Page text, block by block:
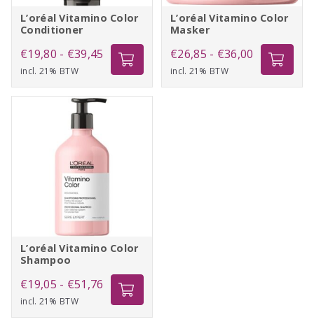
L’oréal Vitamino Color
Conditioner
€19,80 - €39,45 Prijsklasse:
€19,80
tot
incl. 21% BTW
L’oréal Vitamino Color
Masker
€26,85 - €36,00 Prijsklasse:
€26,85
tot
incl. 21% BTW
L’oréal Vitamino Color
Shampoo
€19,05 - €51,76 Prijsklasse:
€19,05
tot
incl. 21% BTW